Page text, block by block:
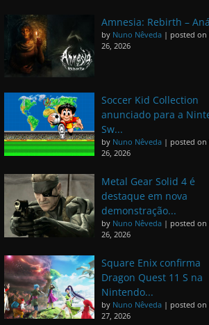
Amnesia: Rebirth –
by Nuno Nêveda | posted on
26, 2026
Soccer Kid Collection
anunciado para a
Sw...
by Nuno Nêveda | posted on
26, 2026
Metal Gear Solid 4 é
destaque em nova
demonstração...
by Nuno Nêveda | posted on
26, 2026
Square Enix confirma
Dragon Quest 11 S na
Nintendo...
by Nuno Nêveda | posted on
27, 2026